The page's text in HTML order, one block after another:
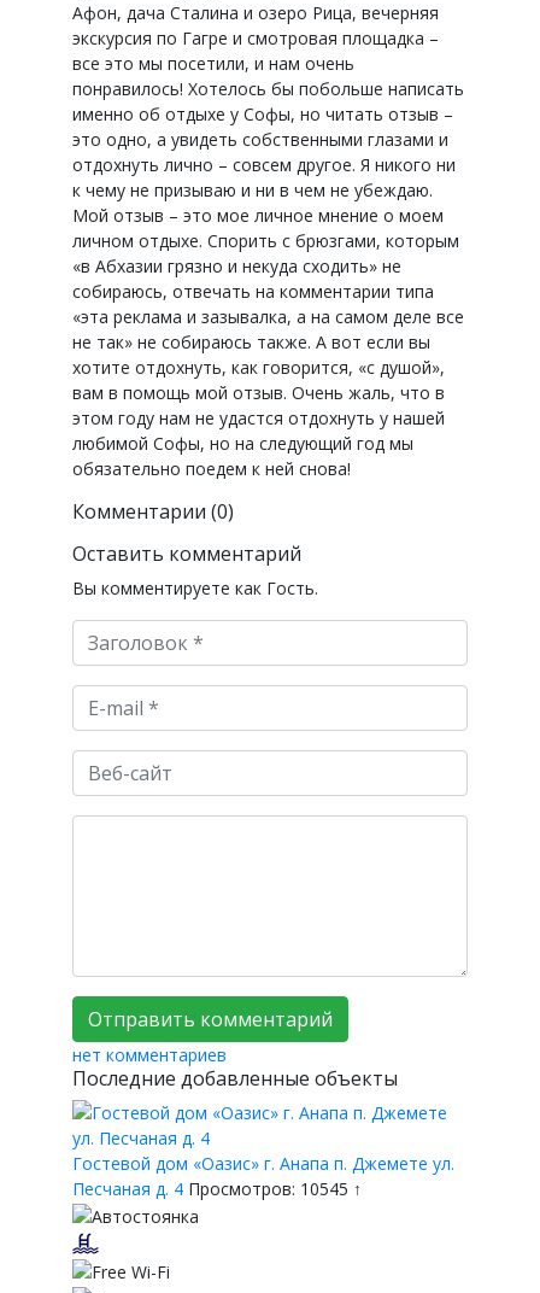
Афон, дача Сталина и озеро Рица, вечерняя
экскурсия по Гагре и смотровая площадка –
все это мы посетили, и нам очень
понравилось! Хотелось бы побольше написать
именно об отдыхе у Софы, но читать отзыв –
это одно, а увидеть собственными глазами и
отдохнуть лично – совсем другое. Я никого ни
к чему не призываю и ни в чем не убеждаю.
Мой отзыв – это мое личное мнение о моем
личном отдыхе. Спорить с брюзгами, которым
«в Абхазии грязно и некуда сходить» не
собираюсь, отвечать на комментарии типа
«эта реклама и зазывалка, а на самом деле все
не так» не собираюсь также. А вот если вы
хотите отдохнуть, как говорится, «с душой»,
вам в помощь мой отзыв. Очень жаль, что в
этом году нам не удастся отдохнуть у нашей
любимой Софы, но на следующий год мы
обязательно поедем к ней снова!
Комментарии (0)
Оставить комментарий
Вы комментируете как Гость.
нет комментариев
Последние добавленные объекты
Гостевой дом «Оазис» г. Анапа п. Джемете ул.
Песчаная д. 4 Просмотров: 10545 ↑